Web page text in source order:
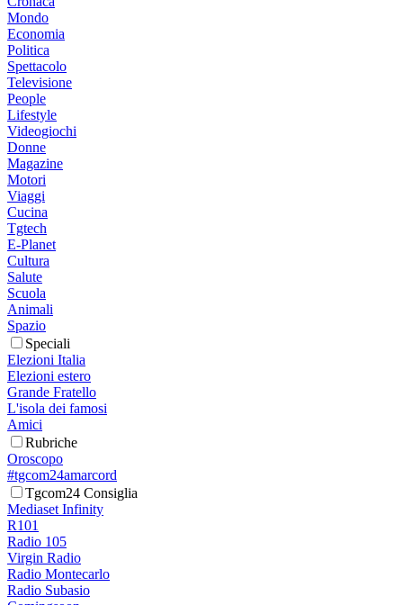
Mondo
Economia
Politica
Spettacolo
Televisione
People
Lifestyle
Videogiochi
Donne
Magazine
Motori
Viaggi
Cucina
Tgtech
E-Planet
Cultura
Salute
Scuola
Animali
Spazio
Speciali
Elezioni Italia
Elezioni estero
Grande Fratello
L'isola dei famosi
Amici
Rubriche
Oroscopo
#tgcom24amarcord
Tgcom24 Consiglia
Mediaset Infinity
R101
Radio 105
Virgin Radio
Radio Montecarlo
Radio Subasio